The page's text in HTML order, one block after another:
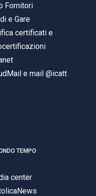
Fornitori
e Gare
certificati e
e mail @icatt
TEMPO
center